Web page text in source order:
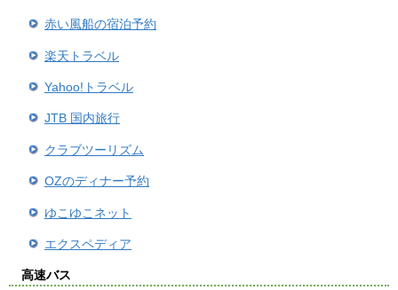
赤い風船の宿泊予約
楽天トラベル
Yahoo!トラベル
JTB 国内旅行
クラブツーリズム
OZのディナー予約
ゆこゆこネット
エクスペディア
高速バス